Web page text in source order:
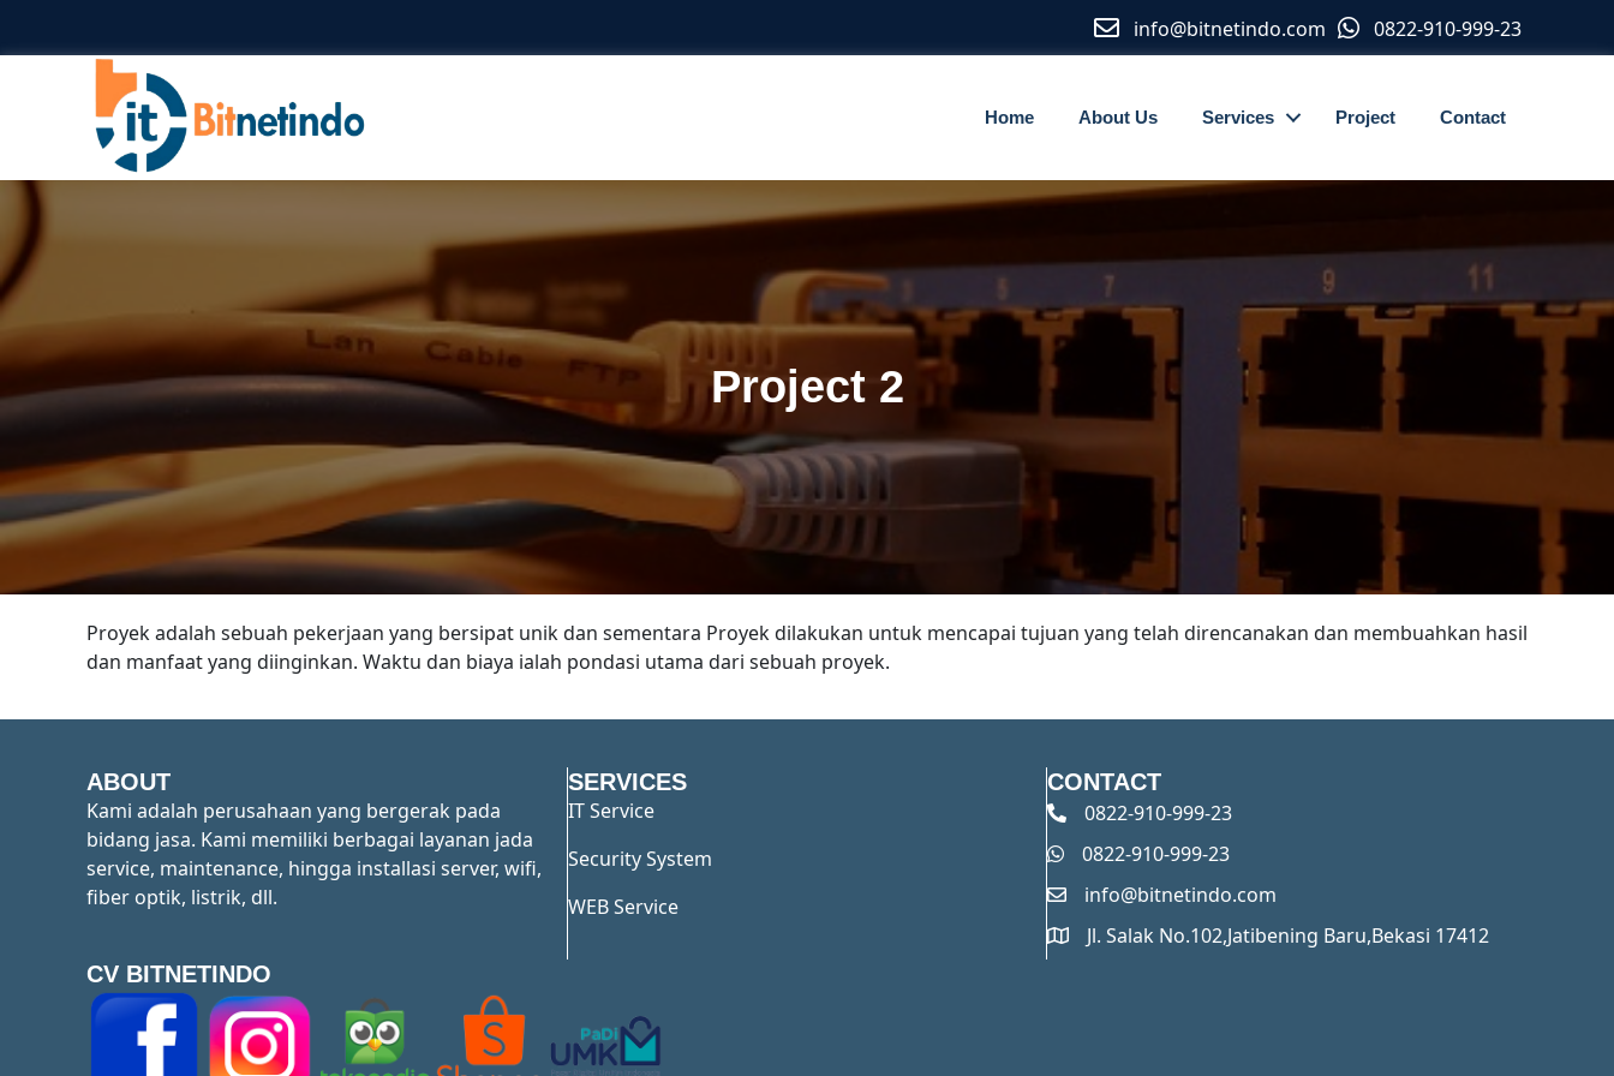
info@bitnetindo.com 0822-910-999-23
Home About Us Services Project Contact
Project 2
Proyek adalah sebuah pekerjaan yang bersipat unik dan sementara Proyek dilakukan untuk mencapai tujuan yang telah direncanakan dan membuahkan hasil
dan manfaat yang diinginkan. Waktu dan biaya ialah pondasi utama dari sebuah proyek.
ABOUT
Kami adalah perusahaan yang bergerak pada
bidang jasa. Kami memiliki berbagai layanan jada
service, maintenance, hingga installasi server, wifi,
fiber optik, listrik, dll.
SERVICES
IT Service
Security System
WEB Service
CONTACT
0822-910-999-23
0822-910-999-23
info@bitnetindo.com
Jl. Salak No.102,Jatibening Baru,Bekasi 17412
CV BITNETINDO